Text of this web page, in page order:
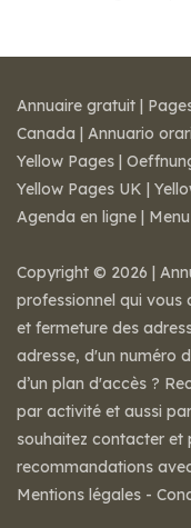
Annuaire gratuit |
Canada | Annuario orari
Yellow Pages |
Yellow Pages UK |
Agenda en ligne |
Copyright © 2026 |
professionnel qui vous
et fermeture des
adresse, d'un numéro
d’un plan d'accès ?
par activité et aussi
souhaitez contacter et
recommandations
Mentions légales -